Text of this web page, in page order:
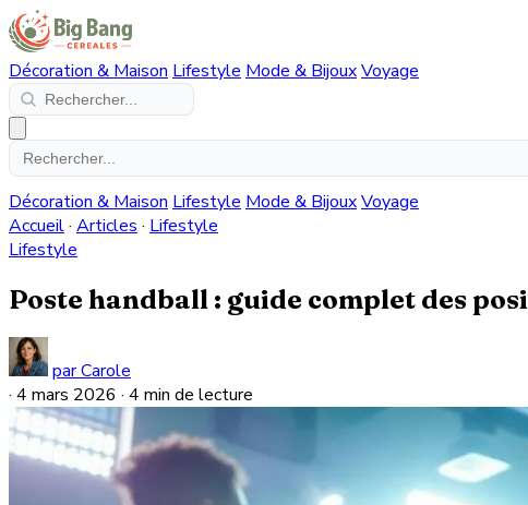
Décoration & Maison Lifestyle Mode & BijouxVoyage
Décoration & Maison Lifestyle Mode & BijouxVoyage
Accueil· Articles · Lifestyle
Lifestyle
Poste handball : guide complet des
par Carole
· 4 mars 2026 · 4 min de lecture